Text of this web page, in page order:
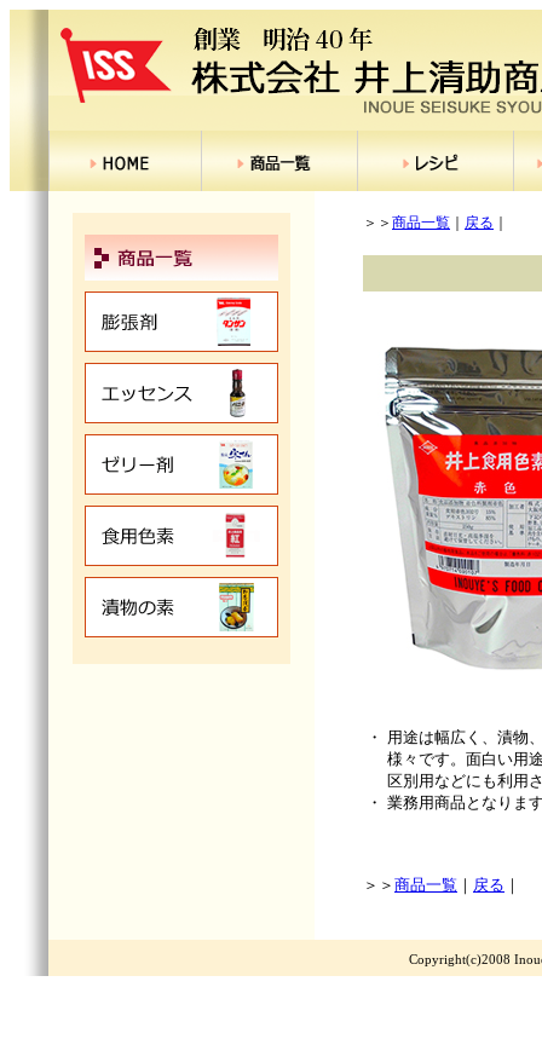
＞＞ 商品一覧 戻る
・
用途は幅広く、漬物
様々です。面白い用
区別用などにも利用
・ 業務用商品となりま
＞＞ 商品一覧 ｜ 戻る ｜
Copyright(c)2008